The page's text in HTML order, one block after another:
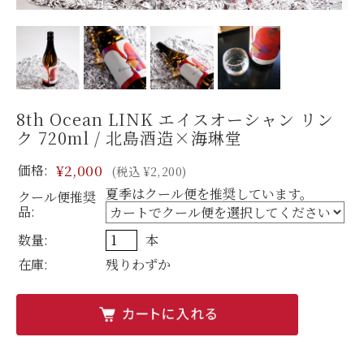
8th Ocean LINK エイスオーシャン リン
ク 720ml / 北島酒造×海琳堂
価格: ¥2,000 (税込 ¥2,200)
クール便推奨
品:
夏季はクール便を推奨しています。
数量:
本
在庫:
残りわずか